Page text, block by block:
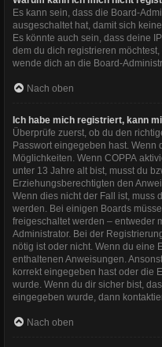
Es kann sein, dass die Board-
ausgeschaltet hat, damit sich
Es könnte auch sein, dass deine
dem du dich registrieren
wende dich an die Board-
Nach oben
Ich habe mich registriert, kann
Überprüfe zuerst, ob du den
Passwort eingegeben hast. Wenn
Möglichkeiten. Wenn COPPA
unter 13 Jahre alt bist, musst du
Erziehungsberechtigten den
Wenn dies nicht der Fall ist, muss
werden. Bei einigen Boards
freigeschaltet werden – entweder
Administrator. Bei der
nötig ist oder nicht. Wenn du eine
enthaltenen Anweisungen.
korrekt eingegeben hast oder die
wurde. Wenn du dir sicher bist,
eingegeben wurde, dann
Nach oben